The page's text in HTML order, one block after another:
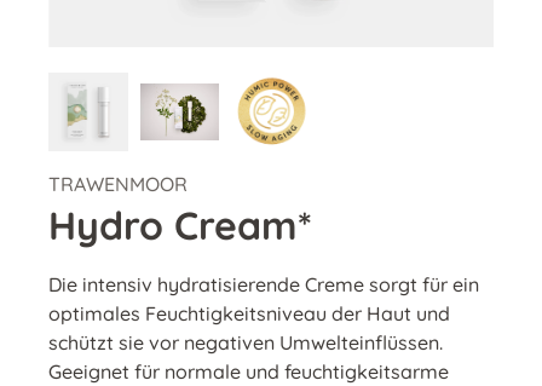
TRAWENMOOR
Hydro Cream*
Die intensiv hydratisierende Creme sorgt für ein
optimales Feuchtigkeitsniveau der Haut und
schützt sie vor negativen Umwelteinflüssen.
Geeignet für normale und feuchtigkeitsarme